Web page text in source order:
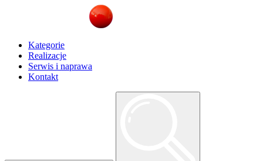
Kategorie
Realizacje
Serwis i naprawa
Kontakt